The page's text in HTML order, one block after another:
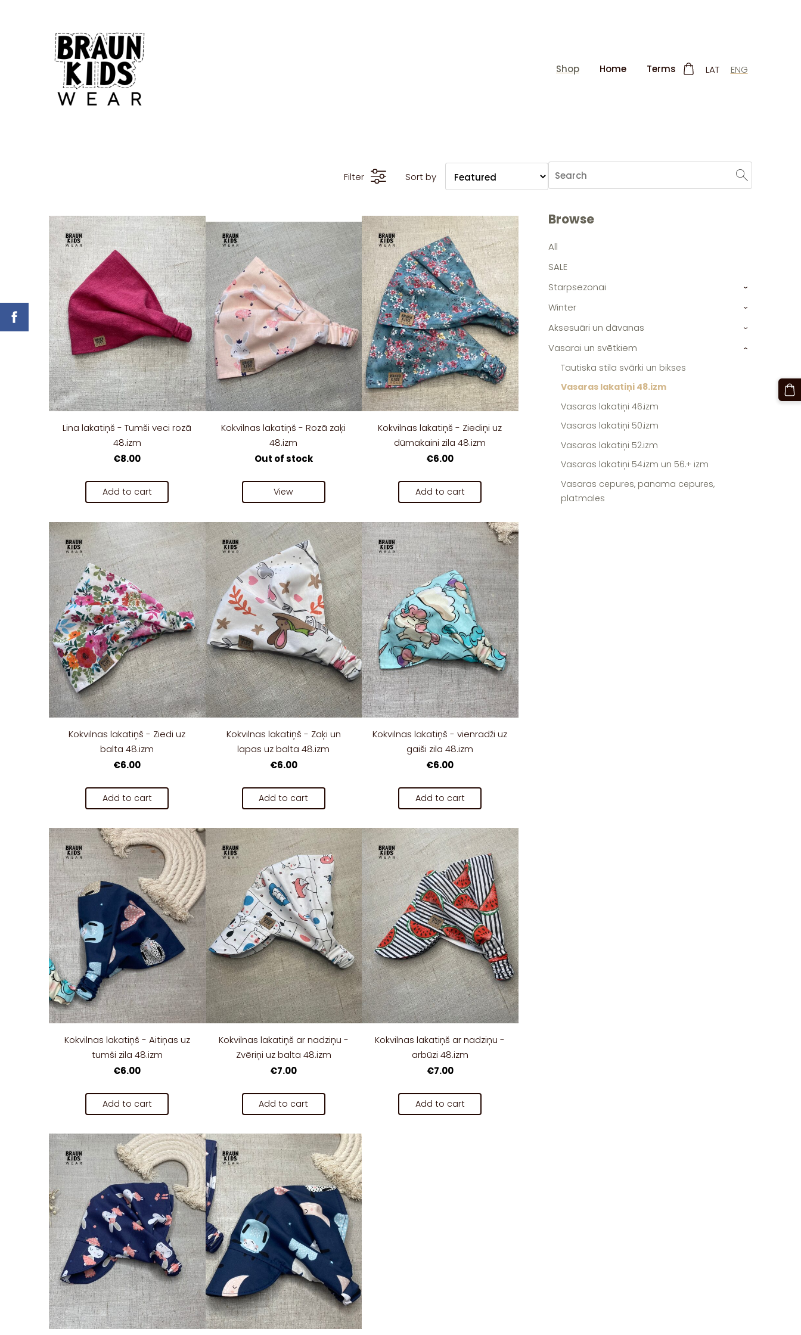
Shop Home Terms LAT ENG
Browse
All
SALE
Starpsezonai
›
Winter ›
Aksesuāri un dāvanas ›
Vasarai un svētkiem
Tautiska stila svārki un bikses
Vasaras lakatiņi 48.izm
Vasaras lakatiņi 46.izm
Vasaras lakatiņi 50.izm
Vasaras lakatiņi 52.izm
Vasaras lakatiņi 54.izm un 56.+ izm
Vasaras cepures, panama cepures,
platmales
›
Filter Sort by
Lina lakatiņš - Tumši veci rozā
48.izm
€8.00
Add to cart
Kokvilnas lakatiņš - Rozā zaķi
48.izm
Out of stock
View
Kokvilnas lakatiņš - Ziediņi uz
dūmakaini zila 48.izm
€6.00
Add to cart
Kokvilnas lakatiņš - Ziedi uz
balta 48.izm
€6.00
Add to cart
Kokvilnas lakatiņš - Zaķi un
lapas uz balta 48.izm
€6.00
Add to cart
Kokvilnas lakatiņš - vienradži uz
gaiši zila 48.izm
€6.00
Add to cart
Kokvilnas lakatiņš - Aitiņas uz
tumši zila 48.izm
€6.00
Add to cart
Kokvilnas lakatiņš ar nadziņu -
Zvēriņi uz balta 48.izm
€7.00
Add to cart
Kokvilnas lakatiņš ar nadziņu -
arbūzi 48.izm
€7.00
Add to cart